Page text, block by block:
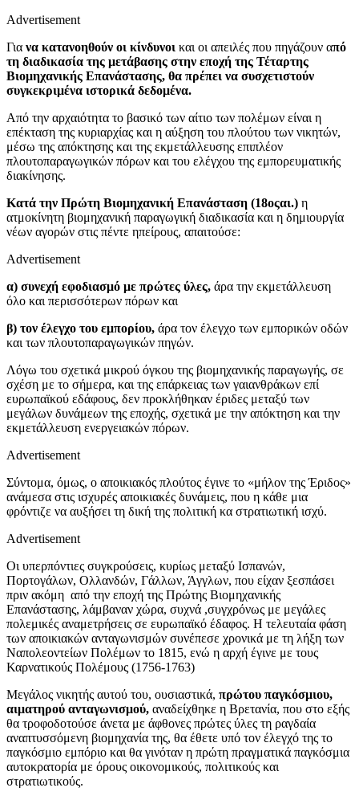
Advertisement
Για να κατανοηθούν οι κίνδυνοι και οι απειλές που πηγάζουν από
τη διαδικασία της μετάβασης στην εποχή της Τέταρτης
Βιομηχανικής Επανάστασης, θα πρέπει να συσχετιστούν
συγκεκριμένα ιστορικά δεδομένα.
Από την αρχαιότητα το βασικό των αίτιο των πολέμων είναι η
επέκταση της κυριαρχίας και η αύξηση του πλούτου των νικητών,
μέσω της απόκτησης και της εκμετάλλευσης επιπλέον
πλουτοπαραγωγικών πόρων και του ελέγχου της εμπορευματικής
διακίνησης.
Κατά την Πρώτη Βιομηχανική Επανάσταση (18οςαι.) η
ατμοκίνητη βιομηχανική παραγωγική διαδικασία και η δημιουργία
νέων αγορών στις πέντε ηπείρους, απαιτούσε:
Advertisement
α) συνεχή εφοδιασμό με πρώτες ύλες, άρα την εκμετάλλευση
όλο και περισσότερων πόρων και
β) τον έλεγχο του εμπορίου, άρα τον έλεγχο των εμπορικών οδών
και των πλουτοπαραγωγικών πηγών.
Λόγω του σχετικά μικρού όγκου της βιομηχανικής παραγωγής, σε
σχέση με το σήμερα, και της επάρκειας των γαιανθράκων επί
ευρωπαϊκού εδάφους, δεν προκλήθηκαν έριδες μεταξύ των
μεγάλων δυνάμεων της εποχής, σχετικά με την απόκτηση και την
εκμετάλλευση ενεργειακών πόρων.
Advertisement
Σύντομα, όμως, ο αποικιακός πλούτος έγινε το «μήλον της Έριδος»
ανάμεσα στις ισχυρές αποικιακές δυνάμεις, που η κάθε μια
φρόντιζε να αυξήσει τη δική της πολιτική κα στρατιωτική ισχύ.
Advertisement
Οι υπερπόντιες συγκρούσεις, κυρίως μεταξύ Ισπανών,
Πορτογάλων, Ολλανδών, Γάλλων, Άγγλων, που είχαν ξεσπάσει
πριν ακόμη από την εποχή της Πρώτης Βιομηχανικής
Επανάστασης, λάμβαναν χώρα, συχνά ,συγχρόνως με μεγάλες
πολεμικές αναμετρήσεις σε ευρωπαϊκό έδαφος. Η τελευταία φάση
των αποικιακών ανταγωνισμών συνέπεσε χρονικά με τη λήξη των
Ναπολεοντείων Πολέμων το 1815, ενώ η αρχή έγινε με τους
Καρνατικούς Πολέμους (1756-1763)
Μεγάλος νικητής αυτού του, ουσιαστικά, πρώτου παγκόσμιου,
αιματηρού ανταγωνισμού, αναδείχθηκε η Βρετανία, που στο εξής
θα τροφοδοτούσε άνετα με άφθονες πρώτες ύλες τη ραγδαία
αναπτυσσόμενη βιομηχανία της, θα έθετε υπό τον έλεγχό της το
παγκόσμιο εμπόριο και θα γινόταν η πρώτη πραγματικά παγκόσμια
αυτοκρατορία με όρους οικονομικούς, πολιτικούς και
στρατιωτικούς.